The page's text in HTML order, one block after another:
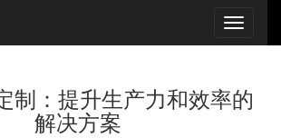
制：提升生产力和效率的
解决方案